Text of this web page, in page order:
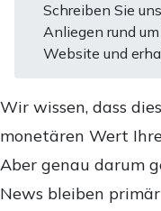
Schreiben Sie
Anliegen rund
Website und
Wir wissen, dass
monetären Wert
Aber genau darum
News bleiben